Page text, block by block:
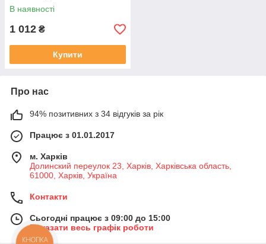
В наявності
1 012 ₴
Купити
Про нас
94% позитивних з 34 відгуків за рік
Працює з 01.01.2017
м. Харків
Долинский переулок 23, Харків, Харківська область,
61000, Харків, Україна
Контакти
Сьогодні працює з 09:00 до 15:00
Показати весь графік роботи
КНОПКА